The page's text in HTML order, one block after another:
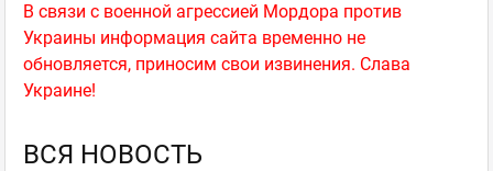
В связи с военной агрессией Мордора против
Украины информация сайта временно не
обновляется, приносим свои извинения. Слава
Украине!
ВСЯ НОВОСТЬ